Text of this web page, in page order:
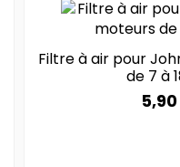
Filtre à air pour
de 7 à